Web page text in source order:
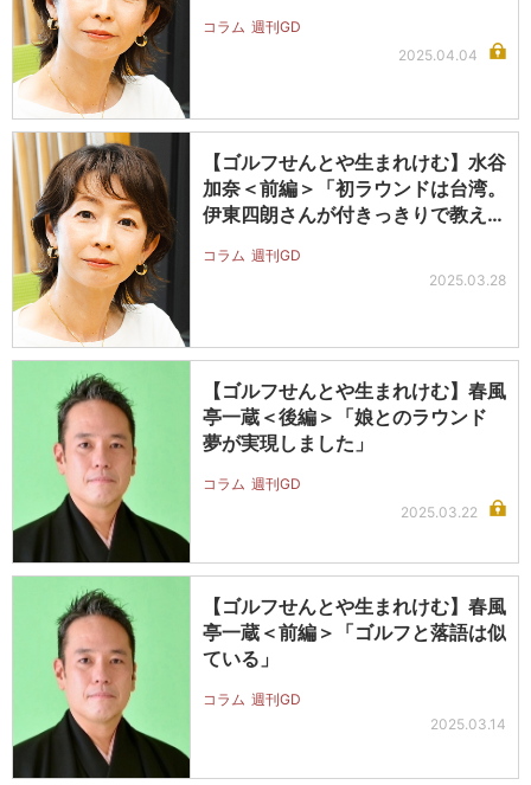
コラム 週刊GD
2025.04.04
【ゴルフせんとや生まれけむ】水谷
加奈＜前編＞「初ラウンドは台湾。
伊東四朗さんが付きっきりで教えて
コラム 週刊GD
2025.03.28
【ゴルフせんとや生まれけむ】春風
亭一蔵＜後編＞「娘とのラウンド
夢が実現しました」
コラム 週刊GD
2025.03.22
【ゴルフせんとや生まれけむ】春風
亭一蔵＜前編＞「ゴルフと落語は似
ている」
コラム 週刊GD
2025.03.14